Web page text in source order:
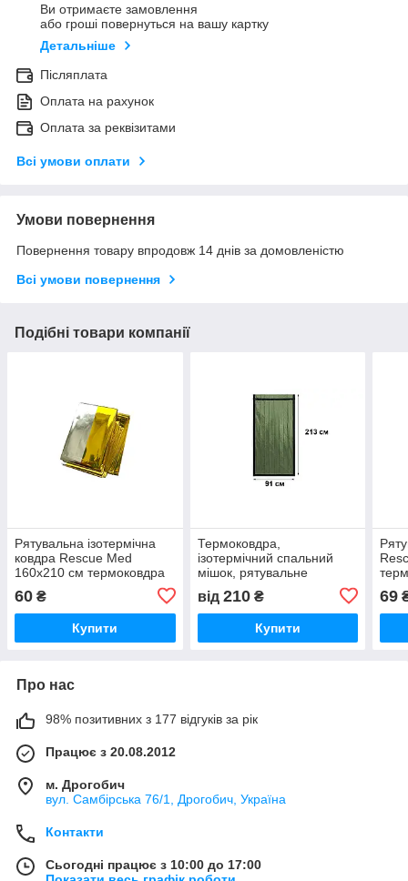
Ви отримаєте замовлення
або гроші повернуться на вашу картку
Детальніше
Післяплата
Оплата на рахунок
Оплата за реквізитами
Всі умови оплати
Умови повернення
Повернення товару впродовж 14 днів за домовленістю
Всі умови повернення
Подібні товари компанії
Рятувальна ізотермічна
ковдра Rescue Med
160х210 см термоковдра
60 ₴
Купити
Термоковдра,
ізотермічний спальний
мішок, рятувальне
від 210₴
Купити
69
Про нас
98% позитивних з 177 відгуків за рік
Працює з 20.08.2012
м. Дрогобич
вул. Самбірська 76/1, Дрогобич, Україна
Контакти
Сьогодні працює з 10:00 до 17:00